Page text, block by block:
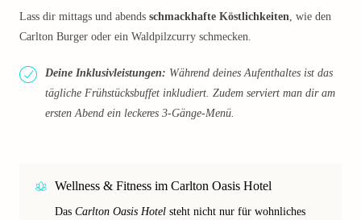
Lass dir mittags und abends schmackhafte Köstlichkeiten, wie den
Carlton Burger oder ein Waldpilzcurry schmecken.
Deine Inklusivleistungen: Während deines Aufenthaltes ist das
tägliche Frühstücksbuffet inkludiert. Zudem serviert man dir am
ersten Abend ein leckeres 3-Gänge-Menü.
Wellness & Fitness im Carlton Oasis Hotel
Das Carlton Oasis Hotel steht nicht nur für wohnliches